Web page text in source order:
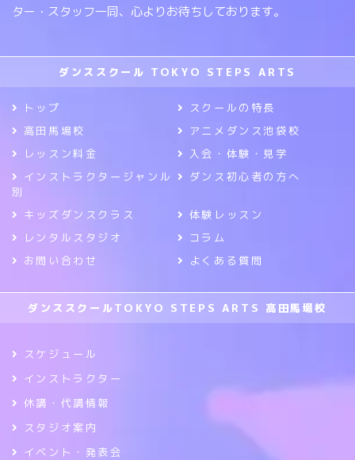
ター・スタッフ一同、心よりお待ちしております。
ダンススクール TOKYO STEPS ARTS
トップ
スクールの特長
高田馬場校
アニメダンス池袋校
レッスン料金
入会・体験・見学
インストラクタージャンル
別
ダンス初心者の方へ
キッズダンスクラス
体験レッスン
レンタルスタジオ
コラム
お問い合わせ
よくある質問
ダンススクールTOKYO STEPS ARTS 高田馬場校
スケジュール
インストラクター
休講・代講情報
スタジオ案内
イベント・発表会